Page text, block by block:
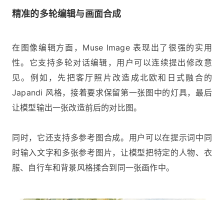
精准的多轮编辑与画面合成
在图像编辑方面，Muse Image 表现出了很强的实用
性。它支持多轮对话编辑，用户可以连续提出修改意
见。例如，先把客厅照片改造成北欧和日式融合的
Japandi 风格，接着要求保留第一张图中的灯具，最后
让模型输出一张改造前后的对比图。
同时，它还支持多参考图合成。用户可以在提示词中同
时输入文字和多张参考图片，让模型把特定的人物、衣
服、自行车和背景风格揉合到同一张画作中。